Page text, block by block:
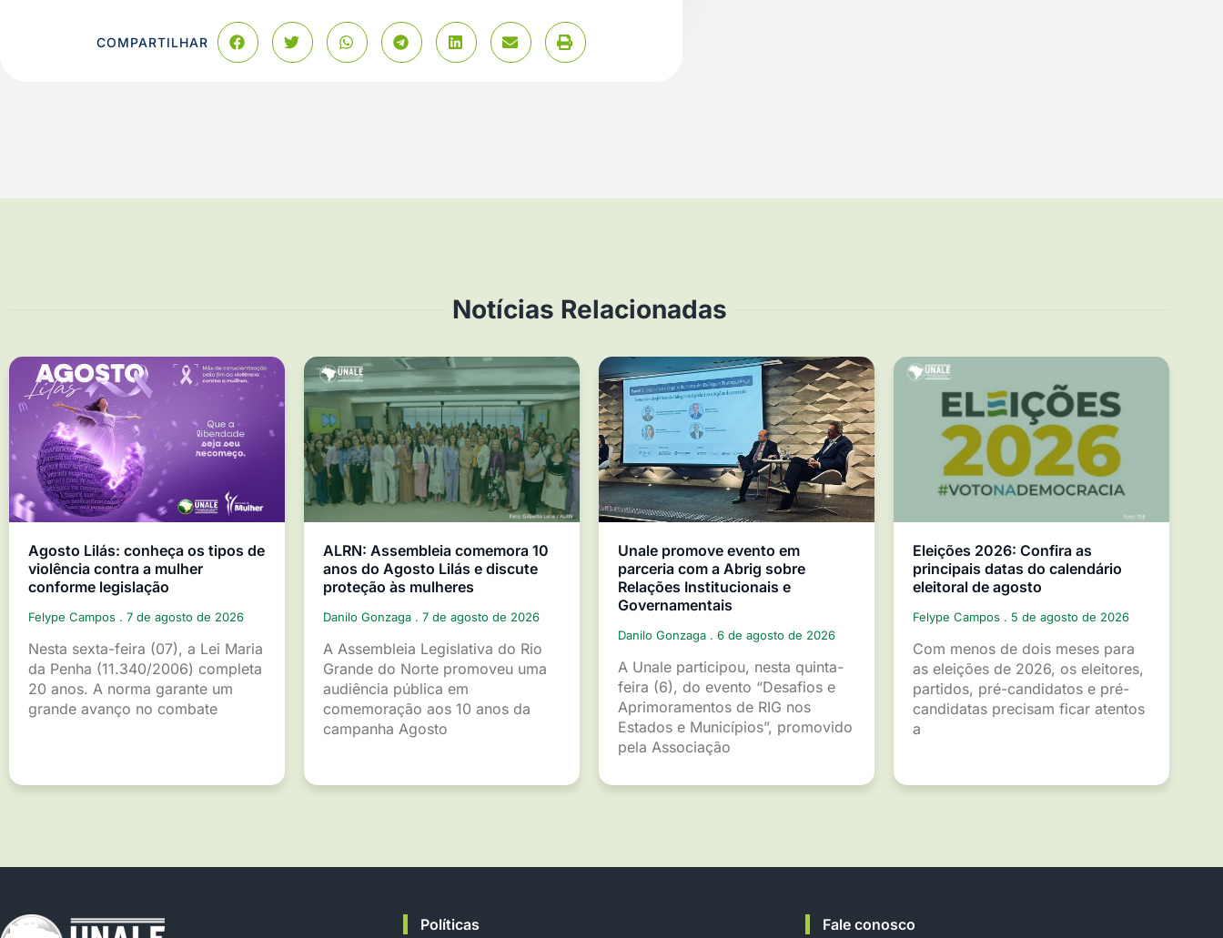
COMPARTILHAR
Notícias Relacionadas
Agosto Lilás: conheça os tipos de
violência contra a mulher
conforme legislação
Felype Campos 7 de agosto de 2026
Nesta sexta-feira (07), a Lei Maria
da Penha (11.340/2006) completa
20 anos. A norma garante um
grande avanço no combate
ALRN: Assembleia comemora 10
anos do Agosto Lilás e discute
proteção às mulheres
Danilo Gonzaga 7 de agosto de 2026
A Assembleia Legislativa do Rio
Grande do Norte promoveu uma
audiência pública em
comemoração aos 10 anos da
campanha Agosto
Unale promove evento em
parceria com a Abrig sobre
Relações Institucionais e
Governamentais
Danilo Gonzaga 6 de agosto de 2026
A Unale participou, nesta quinta-
feira (6), do evento “Desafios e
Aprimoramentos de RIG nos
Estados e Municípios”, promovido
pela Associação
Eleições 2026: Confira as
principais datas do calendário
eleitoral de agosto
Felype Campos 5 de agosto de 2026
Com menos de dois meses para
as eleições de 2026, os eleitores,
partidos, pré-candidatos e pré-
candidatas precisam ficar atentos
a
Políticas Fale conosco